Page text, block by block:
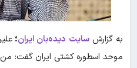
به گزارشسایت دیده‌بان ایران؛
موحد اسطوره کشتی ایران گفت: من